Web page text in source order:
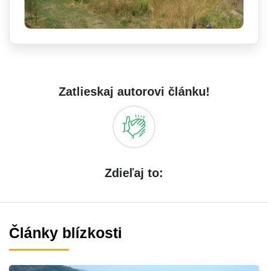
Zatlieskaj autorovi článku!
Zdieľaj to:
Články blízkosti